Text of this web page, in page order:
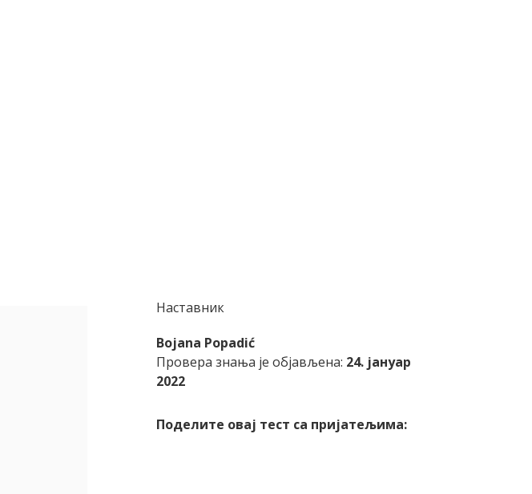
Наставник
Bojana Popadić
Провера знања је објављена: 24. јануар
2022
Поделите овај тест са пријатељима: